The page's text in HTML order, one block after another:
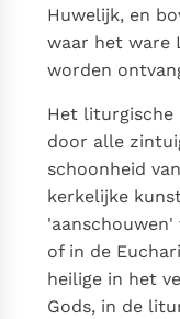
Huwelijk, en
waar het ware
worden
Het liturgische
door alle
schoonheid
kerkelijke
of in de
heilige in het
Gods, in de